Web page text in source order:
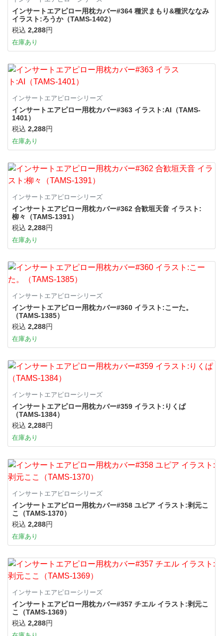
インサートエアピロー用枕カバー#364 種沢まもり&種沢ななみ
イラスト:ろうか（TAMS-1402）
税込 2,288円
在庫あり
インサートエアピローシリーズ
インサートエアピロー用枕カバー#363 イラスト:AI（TAMS-
1401）
税込 2,288円
在庫あり
インサートエアピローシリーズ
インサートエアピロー用枕カバー#362 合歓垣天音 イラスト:
柳々（TAMS-1391）
税込 2,288円
在庫あり
インサートエアピローシリーズ
インサートエアピロー用枕カバー#360 イラスト:こーた。
（TAMS-1385）
税込 2,288円
在庫あり
インサートエアピローシリーズ
インサートエアピロー用枕カバー#359 イラスト:りくぱ
（TAMS-1384）
税込 2,288円
在庫あり
インサートエアピローシリーズ
インサートエアピロー用枕カバー#358 ユピア イラスト:剥元こ
こ（TAMS-1370）
税込 2,288円
在庫あり
インサートエアピローシリーズ
インサートエアピロー用枕カバー#357 チエル イラスト:剥元こ
こ（TAMS-1369）
税込 2,288円